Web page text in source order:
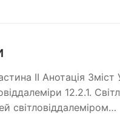
ІІ Анотація
12.2.1.
світловіддалеміром…